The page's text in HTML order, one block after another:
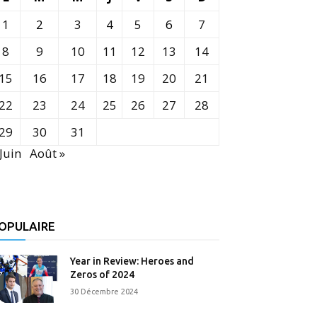
1
2 3 4 5 6
7
8
9 10 11 12 13
14
16 17 18 19 20
21
23 24 25 26 27
28
30
31
Août »
Year in Review: Heroes and
Zeros of 2024
30 Décembre 2024